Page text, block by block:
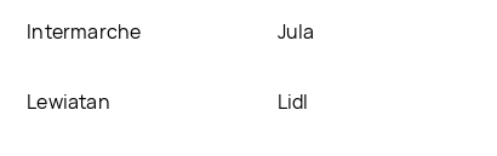
Intermarche Jula
Lewiatan Lidl